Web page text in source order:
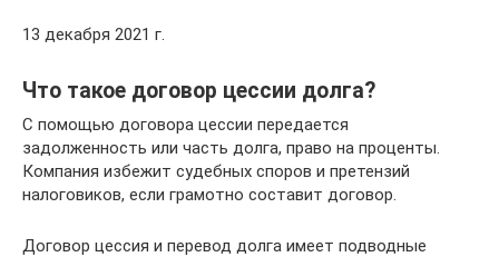
13 декабря 2021 г.
Что такое договор цессии долга?
С помощью договора цессии передается
задолженность или часть долга, право на проценты.
Компания избежит судебных споров и претензий
налоговиков, если грамотно составит договор.
Договор цессия и перевод долга имеет подводные